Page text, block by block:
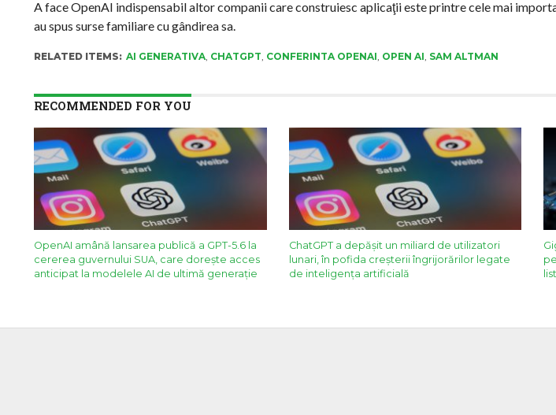
A face OpenAI indispensabil altor companii care construiesc aplicaţii este printre cele mai
au spus surse familiare cu gândirea sa.
RELATED ITEMS: AI GENERATIVA, CHATGPT CONFERINTA OPENAI OPEN AI SAM ALTMAN
RECOMMENDED FOR YOU
OpenAI amână lansarea publică a GPT-5.6 la
cererea guvernului SUA, care doreşte acces
anticipat la modelele AI de ultimă generaţie
ChatGPT a depăşit un miliard de utilizatori
lunari, în pofida creşterii îngrijorărilor legate
de inteligenţa artificială